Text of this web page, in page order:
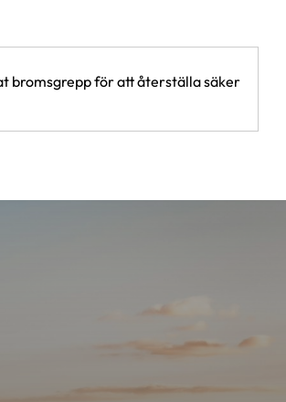
bromsgrepp för att återställa säker